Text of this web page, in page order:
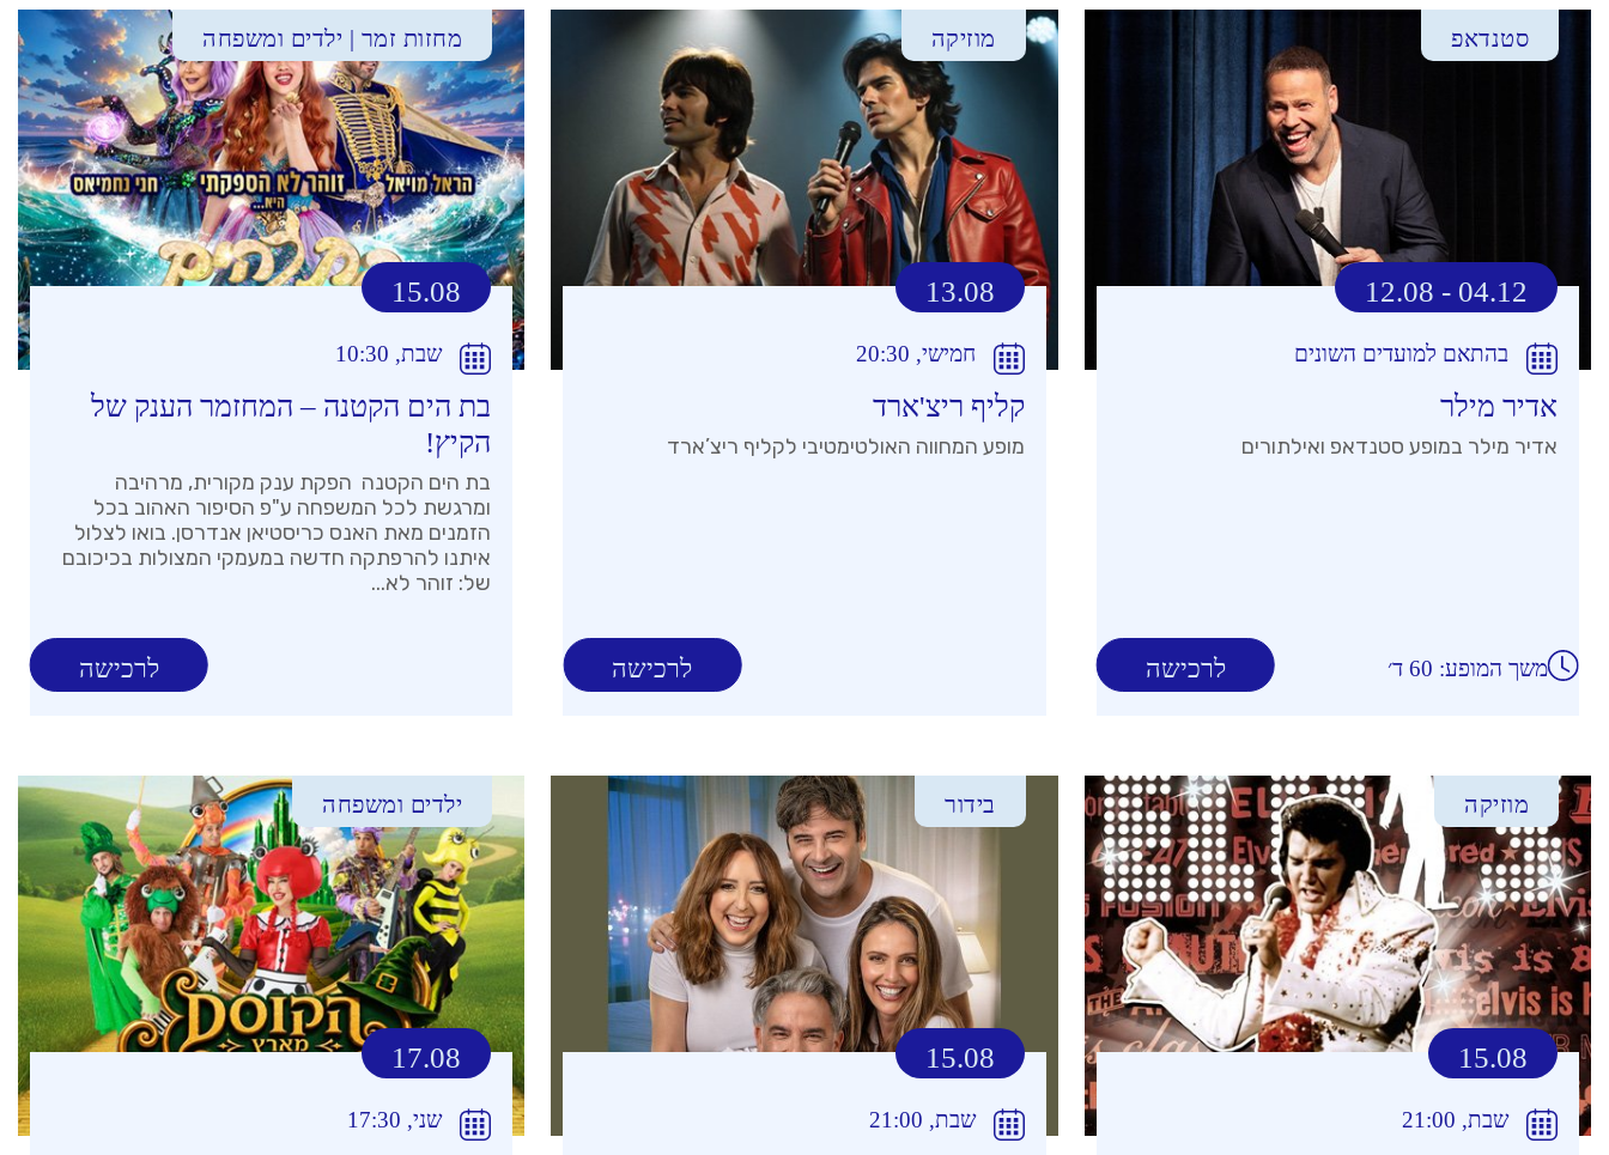
סטנדאפ
12.08 - 04.12
בהתאם למועדים השונים
אדיר מילר
אדיר מילר במופע סטנדאפ ואילתורים
לרכישה משך המופע: 60 ד׳
מוזיקה
13.08
חמישי, 20:30
קליף ריצ'ארד
מופע המחווה האולטימטיבי לקליף ריצ’ארד
לרכישה
מחזות זמר | ילדים ומשפחה
15.08
שבת, 10:30
בת הים הקטנה – המחזמר הענק של
הקיץ!
בת הים הקטנה הפקת ענק מקורית, מרהיבה
ומרגשת לכל המשפחה ע"פ הסיפור האהוב בכל
הזמנים מאת האנס כריסטיאן אנדרסן. בואו לצלול
איתנו להרפתקה חדשה במעמקי המצולות בכיכובם
של: זוהר לא...
לרכישה
מוזיקה
15.08
שבת, 21:00
בידור
15.08
שבת, 21:00
ילדים ומשפחה
17.08
שני, 17:30